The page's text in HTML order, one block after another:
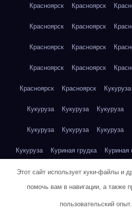
Красноярск Красноярск
Красноярск Красноярск
Красноярск Красноярск
Красноярск Красноярск
Красноярск Красноярск Кукуруза
Кукуруза Кукуруза Кукуруза
Кукуруза Кукуруза Кукуруза
Кукуруза Куриная грудка Куриная
Куриная грудка Куриная
Куриная грудка
Этот сайт использует куки-файлы и
помочь вам в навигации, а также
пользовательский опыт.